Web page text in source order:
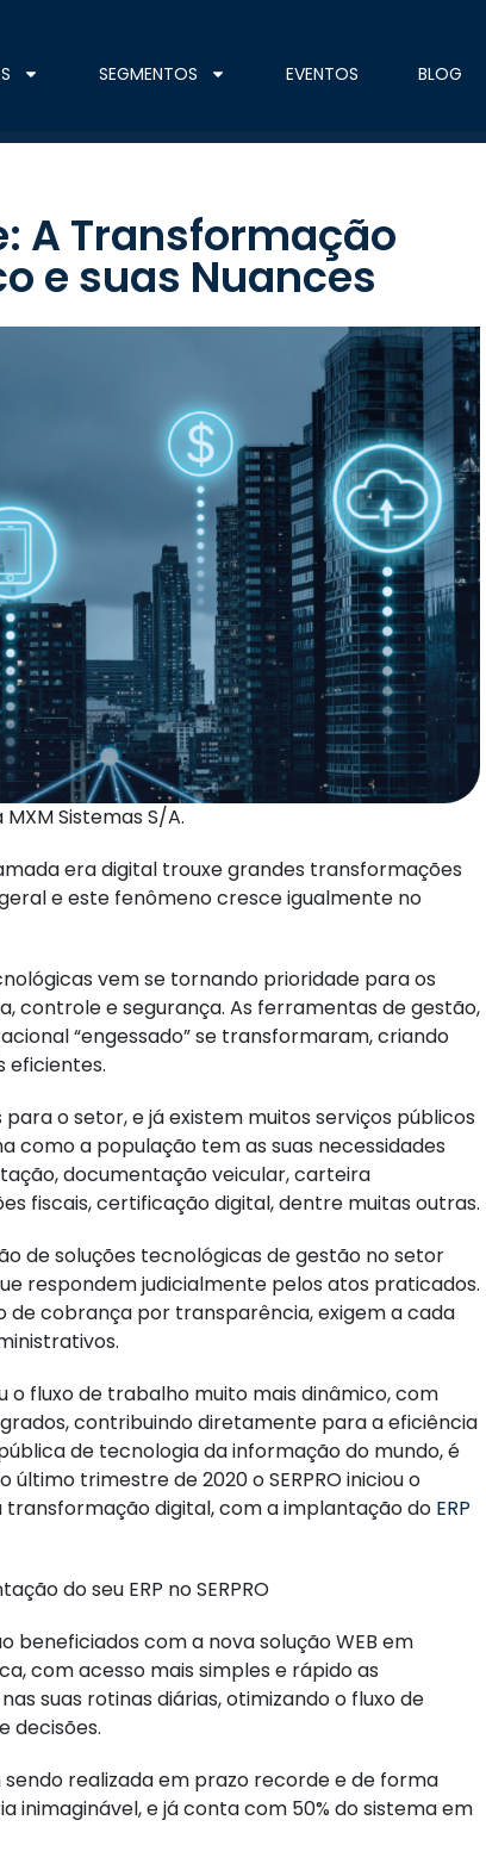
SEGMENTOS EVENTOS BLOG
A Transformação
e suas Nuances
Sistemas S/A.
era digital trouxe grandes transformações
e este fenômeno cresce igualmente no
vem se tornando prioridade para os
controle e segurança. As ferramentas de gestão,
“engessado” se transformaram, criando
eficientes.
o setor, e já existem muitos serviços públicos
a população tem as suas necessidades
documentação veicular, carteira
fiscais, certificação digital, dentre muitas outras.
de soluções tecnológicas de gestão no setor
respondem judicialmente pelos atos praticados.
de cobrança por transparência, exigem a cada
fluxo de trabalho muito mais dinâmico, com
contribuindo diretamente para a eficiência
de tecnologia da informação do mundo, é
trimestre de 2020 o SERPRO iniciou o
transformação digital, com a implantação do ERP
do seu ERP no SERPRO
beneficiados com a nova solução WEB em
com acesso mais simples e rápido as
suas rotinas diárias, otimizando o fluxo de
decisões.
realizada em prazo recorde e de forma
inimaginável, e já conta com 50% do sistema em